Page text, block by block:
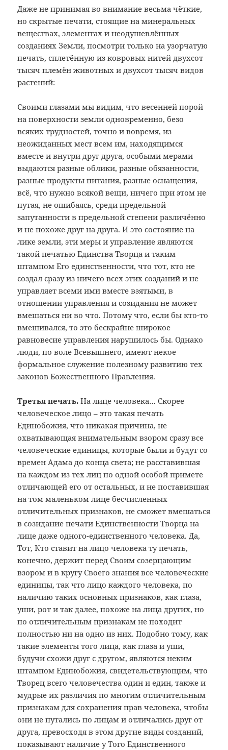
Даже не принимая во внимание весьма чёткие,
но скрытые печати, стоящие на минеральных
веществах, элементах и неодушевлённых
созданиях Земли, посмотри только на узорчатую
печать, сплетённую из ковровых нитей двухсот
тысяч племён животных и двухсот тысяч видов
растений:
Своими глазами мы видим, что весенней порой
на поверхности земли одновременно, безо
всяких трудностей, точно и вовремя, из
неожиданных мест всем им, находящимся
вместе и внутри друг друга, особыми мерами
выдаются разные облики, разные обязанности,
разные продукты питания, разные оснащения,
всё, что нужно всякой вещи, ничего при этом не
путая, не ошибаясь, среди предельной
запутанности в предельной степени различённо
и не похоже друг на друга. И это состояние на
лике земли, эти меры и управление являются
такой печатью Единства Творца и таким
штампом Его единственности, что тот, кто не
создал сразу из ничего всех этих созданий и не
управляет всеми ими вместе взятыми, в
отношении управления и созидания не может
вмешаться ни во что. Потому что, если бы кто-то
вмешивался, то это бескрайне широкое
равновесие управления нарушилось бы. Однако
люди, по воле Всевышнего, имеют некое
формальное служение полезному развитию тех
законов Божественного Правления.
Третья печать. На лице человека… Скорее
человеческое лицо – это такая печать
Единобожия, что никакая причина, не
охватывающая внимательным взором сразу все
человеческие единицы, которые были и будут со
времен Адама до конца света; не расставившая
на каждом из тех лиц по одной особой примете
отличающей его от остальных, и не поставившая
на том маленьком лице бесчисленных
отличительных признаков, не сможет вмешаться
в созидание печати Единственности Творца на
лице даже одного-единственного человека. Да,
Тот, Кто ставит на лицо человека ту печать,
конечно, держит перед Своим созерцающим
взором и в кругу Своего знания все человеческие
единицы, так что лицо каждого человека, по
наличию таких основных признаков, как глаза,
уши, рот и так далее, похоже на лица других, но
по отличительным признакам не походит
полностью ни на одно из них. Подобно тому, как
такие элементы того лица, как глаза и уши,
будучи схожи друг с другом, являются неким
штампом Единобожия, свидетельствующим, что
Творец всего человечества один и един, также и
мудрые их различия по многим отличительным
признакам для сохранения прав человека, чтобы
они не путались по лицам и отличались друг от
друга, превосходя в этом другие виды созданий,
показывают наличие у Того Единственного